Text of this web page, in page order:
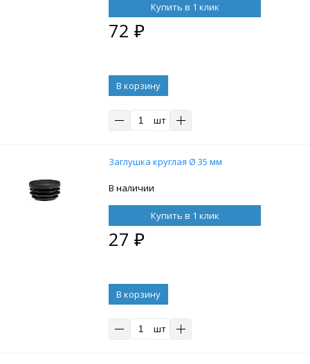
Купить в 1 клик
72 ₽
В корзину
шт
Заглушка круглая Ø 35 мм
В наличии
Купить в 1 клик
27 ₽
В корзину
шт